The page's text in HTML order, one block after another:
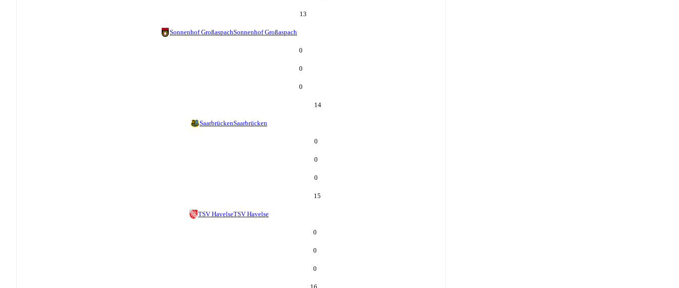
13
Sonnenhof GroßaspachSonnenhof Großaspach
0
0
0
14
SaarbrückenSaarbrücken
0
0
0
15
TSV HavelseTSV Havelse
0
0
0